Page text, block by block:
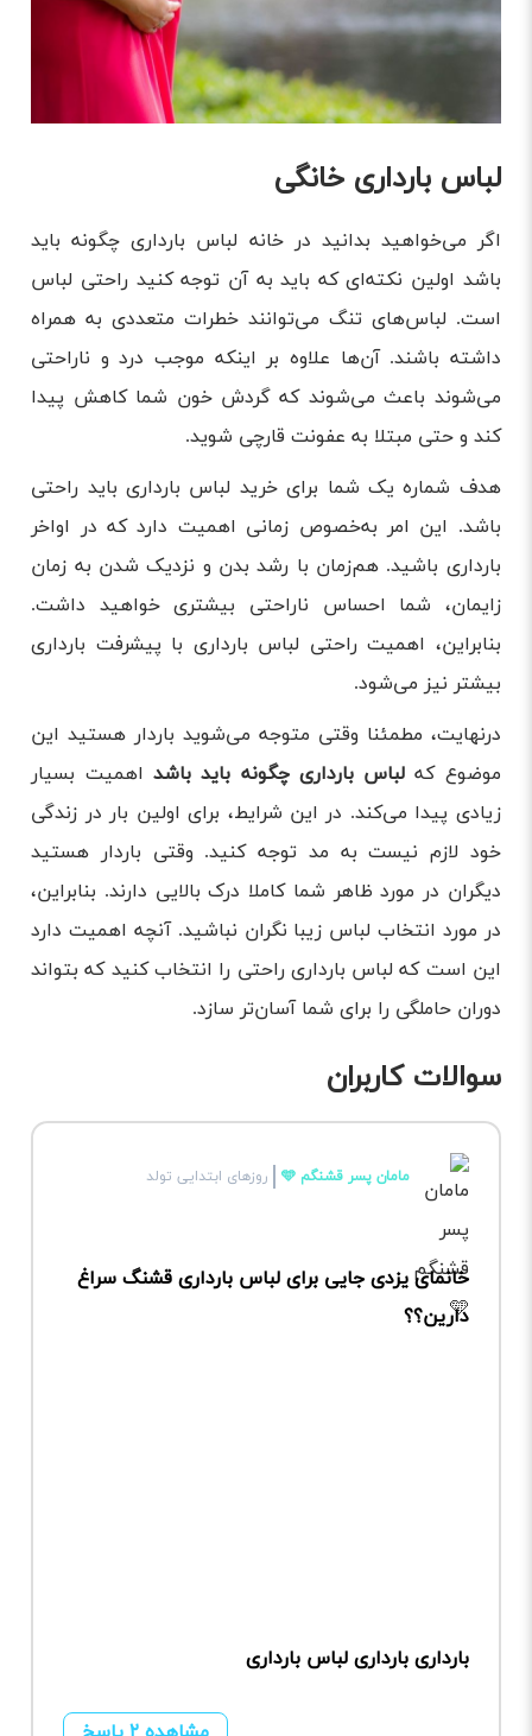
لباس بارداری خانگی
اگر می‌خواهید بدانید در خانه لباس بارداری چگونه باید
باشد اولین نکته‌ای که باید به آن توجه کنید راحتی لباس
است. لباس‌های تنگ می‌توانند خطرات متعددی به همراه
داشته باشند. آن‌ها علاوه بر اینکه موجب درد و ناراحتی
می‌شوند باعث می‌شوند که گردش خون شما کاهش پیدا
کند و حتی مبتلا به عفونت قارچی شوید.
هدف شماره یک شما برای خرید لباس بارداری باید راحتی
باشد. این امر به‌خصوص زمانی اهمیت دارد که در اواخر
بارداری باشید. هم‌زمان با رشد بدن و نزدیک شدن به زمان
زایمان، شما احساس ناراحتی بیشتری خواهید داشت.
بنابراین، اهمیت راحتی لباس بارداری با پیشرفت بارداری
بیشتر نیز می‌شود.
درنهایت، مطمئنا وقتی متوجه می‌شوید باردار هستید این
موضوع کهلباس بارداری چگونه باید باشد اهمیت بسیار
زیادی پیدا می‌کند. در این شرایط، برای اولین بار در زندگی
خود لازم نیست به مد توجه کنید. وقتی باردار هستید
دیگران در مورد ظاهر شما کاملا درک بالایی دارند. بنابراین،
در مورد انتخاب لباس زیبا نگران نباشید. آنچه اهمیت دارد
این است که لباس بارداری راحتی را انتخاب کنید که بتواند
دوران حاملگی را برای شما آسان‌تر سازد.
سوالات کاربران
مامان پسر قشنگم 🩵 روزهای ابتدایی تولد
خانمای یزدی جایی برای لباس بارداری قشنگ سراغ
دارین؟؟
بارداری بارداری لباس بارداری